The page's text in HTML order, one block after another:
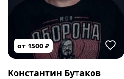
от 1500 ₽
Константин Бутаков